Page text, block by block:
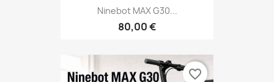
Ninebot MAX G30...
80,00 €
favorite_border